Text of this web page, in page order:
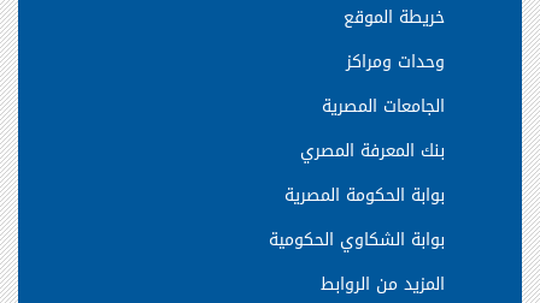
خريطة الموقع
وحدات ومراكز
الجامعات المصرية
بنك المعرفة المصري
بوابة الحكومة المصرية
بوابة الشكاوي الحكومية
المزيد من الروابط